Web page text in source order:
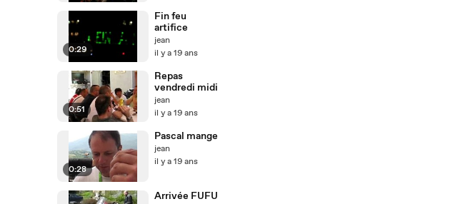
0:29
Fin feu
artifice
jean
il y a 19 ans
0:51
Repas
vendredi midi
jean
il y a 19 ans
0:28
Pascal mange
jean
il y a 19 ans
Arrivée FUFU